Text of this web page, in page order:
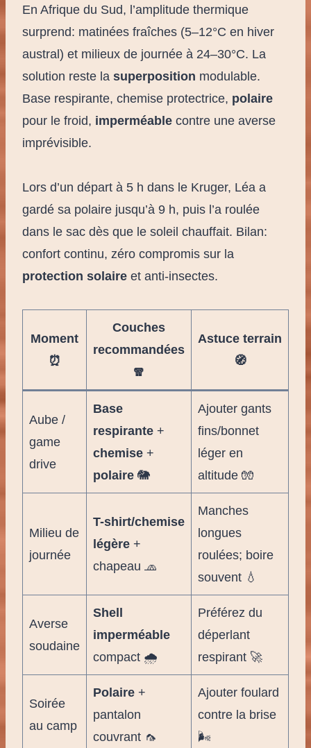
En Afrique du Sud, l’amplitude thermique
surprend: matinées fraîches (5–12°C en hiver
austral) et milieux de journée à 24–30°C. La
solution reste la superposition modulable.
Base respirante, chemise protectrice, polaire
pour le froid, imperméable contre une averse
imprévisible.
Lors d’un départ à 5 h dans le Kruger, Léa a
gardé sa polaire jusqu’à 9 h, puis l’a roulée
dans le sac dès que le soleil chauffait. Bilan:
confort continu, zéro compromis sur la
protection solaire et anti-insectes.
Moment
⏰
Couches
recommandées
🧣
Astuce terrain
🧭
Aube /
game
drive
Base
respirante +
chemise +
polaire 🐘
Ajouter gants
fins/bonnet
léger en
altitude 🧤
Milieu de
journée
T-shirt/chemise
légère +
chapeau 🧢
Manches
longues
roulées; boire
souvent 💧
Averse
soudaine
Shell
imperméable
compact 🌧️
Préférez du
déperlant
respirant 🚀
Soirée
au camp
Polaire +
pantalon
couvrant 🦟
Ajouter foulard
contre la brise
🌬️